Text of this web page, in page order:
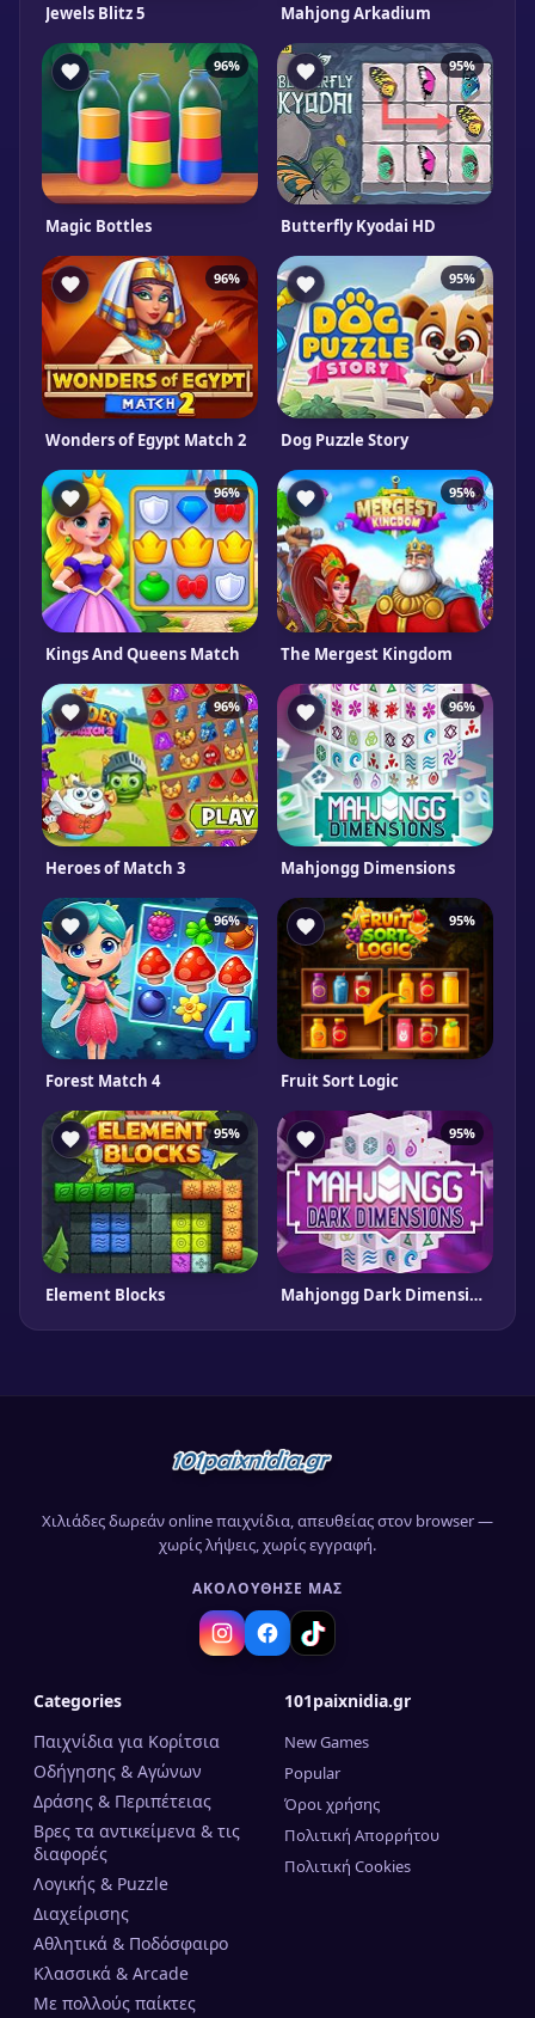
Jewels Blitz 5 Mahjong Arkadium
96%
Magic Bottles
95%
Butterfly Kyodai HD
96%
Wonders of Egypt Match 2
95%
Dog Puzzle Story
96%
Kings And Queens Match
95%
The Mergest Kingdom
96%
Heroes of Match 3
96%
Mahjongg Dimensions
96%
Forest Match 4
95%
Fruit Sort Logic
95%
Element Blocks
95%
Mahjongg Dark Dimensions Triple Time
Χιλιάδες δωρεάν online παιχνίδια, απευθείας στον browser —
χωρίς λήψεις, χωρίς εγγραφή.
ΑΚΟΛΟΎΘΗΣΈ ΜΑΣ
Categories
Παιχνίδια για Κορίτσια
Οδήγησης & Αγώνων
Δράσης & Περιπέτειας
Βρες τα αντικείμενα & τις
διαφορές
Λογικής & Puzzle
Διαχείρισης
Αθλητικά & Ποδόσφαιρο
Κλασσικά & Arcade
Mε πολλούς παίκτες
101paixnidia.gr
New Games
Popular
Όροι χρήσης
Πολιτική Απορρήτου
Πολιτική Cookies